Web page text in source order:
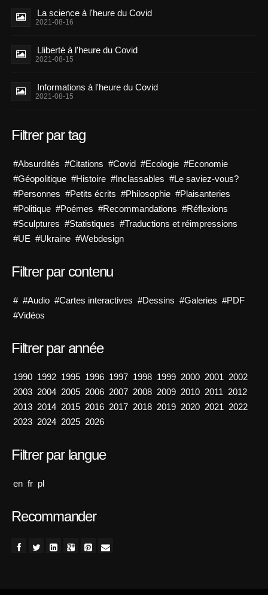
La science à l'heure du Covid
2021-08-16
Lliberté à l'heure du Covid
2021-08-15
Informations à l'heure du Covid
2021-08-15
Filtrer par tag
#Absurdités #Citations #Covid #Ecologie #Economie
#Géopolitique #Histoire #Inclassables #Le saviez-vous?
#Personnes #Petits écrits #Philosophie #Plaisanteries
#Politique #Poémes #Recommandations #Réflexions
#Sculptures #Statistiques #Traductions et réimpressions
#UE #Ukraine #Webdesign
Filtrer par contenu
# #Audio #Cartes interactives #Dessins #Galeries #PDF
#Vidéos
Filtrer par année
1990 1992 1995 1996 1997 1998 1999 2000 2001 2002
2003 2004 2005 2006 2007 2008 2009 2010 2011 2012
2013 2014 2015 2016 2017 2018 2019 2020 2021 2022
2023 2024 2025 2026
Filtrer par langue
en fr pl
Recommander